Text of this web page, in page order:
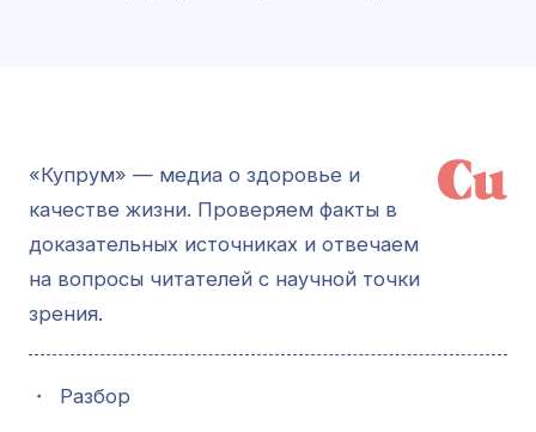
«Купрум» — медиа о здоровье и
качестве жизни. Проверяем факты в
доказательных источниках и отвечаем
на вопросы читателей с научной точки
зрения.
・ Разбор